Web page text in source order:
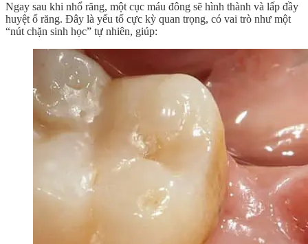
Ngay sau khi nhổ răng, một cục máu đông sẽ hình thành và lấp đầy
huyệt ổ răng. Đây là yếu tố cực kỳ quan trọng, có vai trò như một
“nút chặn sinh học” tự nhiên, giúp: